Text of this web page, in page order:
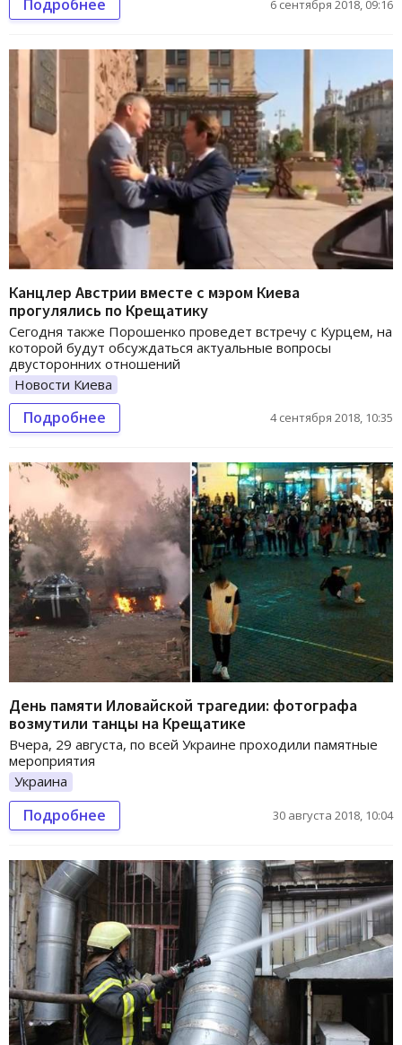
Подробнее 6 сентября 2018, 09:16
Канцлер Австрии вместе с мэром Киева
прогулялись по Крещатику
Сегодня также Порошенко проведет встречу с Курцем, на
которой будут обсуждаться актуальные вопросы
двусторонних отношений
Новости Киева
Подробнее 4 сентября 2018, 10:35
День памяти Иловайской трагедии: фотографа
возмутили танцы на Крещатике
Вчера, 29 августа, по всей Украине проходили памятные
мероприятия
Украина
Подробнее 30 августа 2018, 10:04